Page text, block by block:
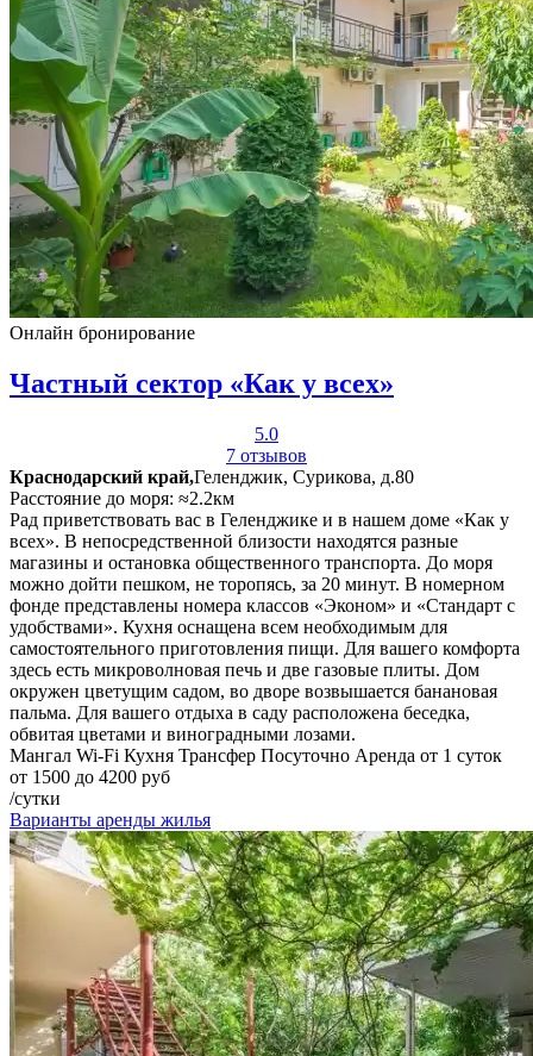
Онлайн бронирование
Частный сектор «Как у всех»
5.0
7 отзывов
Краснодарский край,Геленджик, Сурикова, д.80
Расстояние до моря: ≈2.2км
Рад приветствовать вас в Геленджике и в нашем доме «Как у
всех». В непосредственной близости находятся разные
магазины и остановка общественного транспорта. До моря
можно дойти пешком, не торопясь, за 20 минут. В номерном
фонде представлены номера классов «Эконом» и «Стандарт с
удобствами». Кухня оснащена всем необходимым для
самостоятельного приготовления пищи. Для вашего комфорта
здесь есть микроволновая печь и две газовые плиты. Дом
окружен цветущим садом, во дворе возвышается банановая
пальма. Для вашего отдыха в саду расположена беседка,
обвитая цветами и виноградными лозами.
Мангал Wi-Fi Кухня Трансфер Посуточно Аренда от 1 суток
от 1500 до 4200 руб
/сутки
Варианты аренды жилья